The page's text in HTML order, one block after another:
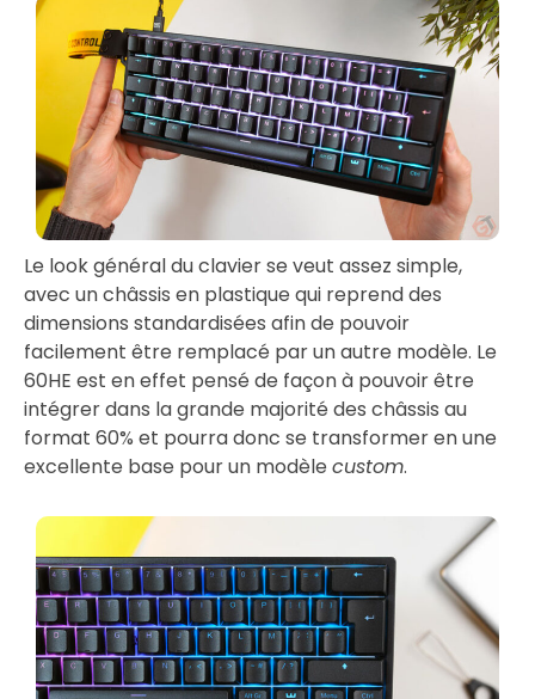
Le look général du clavier se veut assez simple,
avec un châssis en plastique qui reprend des
dimensions standardisées afin de pouvoir
facilement être remplacé par un autre modèle. Le
60HE est en effet pensé de façon à pouvoir être
intégrer dans la grande majorité des châssis au
format 60% et pourra donc se transformer en une
excellente base pour un modèle custom.